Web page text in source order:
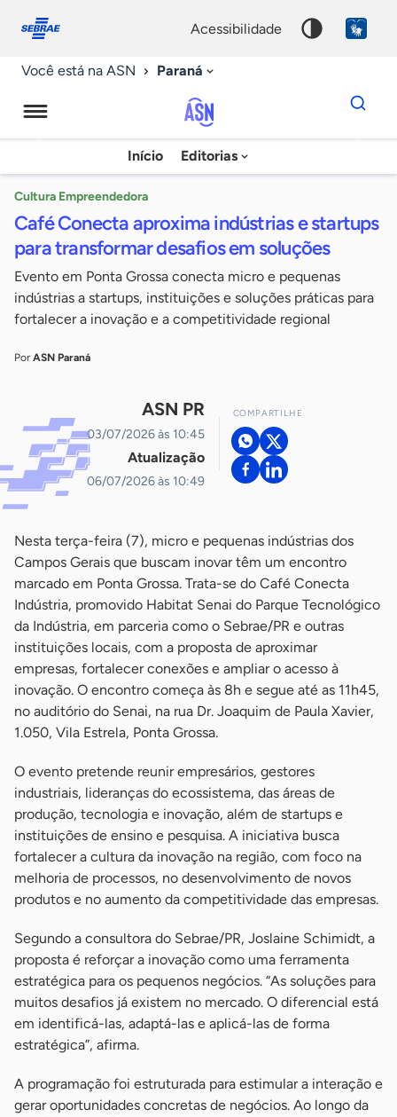
conosco
acessibilidade
Você está na ASN Paraná
Agência
Sebrae
Notícias
Início Editorias
Dados
para
chave
Cultura Empreendedora
Café Conecta aproxima indústrias e startups
para transformar desafios em soluções
Evento em Ponta Grossa conecta micro e pequenas
indústrias a startups, instituições e soluções práticas para
fortalecer a inovação e a competitividade regional
Por ASN Paraná
ASN PR
03/07/2026 às 10:45
Atualização
06/07/2026 às 10:49
COMPARTILHE
Nesta terça-feira (7), micro e pequenas indústrias dos
Campos Gerais que buscam inovar têm um encontro
marcado em Ponta Grossa. Trata-se do Café Conecta
Indústria, promovido Habitat Senai do Parque Tecnológico
da Indústria, em parceria como o Sebrae/PR e outras
instituições locais, com a proposta de aproximar
empresas, fortalecer conexões e ampliar o acesso à
inovação. O encontro começa às 8h e segue até as 11h45,
no auditório do Senai, na rua Dr. Joaquim de Paula Xavier,
1.050, Vila Estrela, Ponta Grossa.
O evento pretende reunir empresários, gestores
industriais, lideranças do ecossistema, das áreas de
produção, tecnologia e inovação, além de startups e
instituições de ensino e pesquisa. A iniciativa busca
fortalecer a cultura da inovação na região, com foco na
melhoria de processos, no desenvolvimento de novos
produtos e no aumento da competitividade das empresas.
Segundo a consultora do Sebrae/PR, Joslaine Schimidt, a
proposta é reforçar a inovação como uma ferramenta
estratégica para os pequenos negócios. “As soluções para
muitos desafios já existem no mercado. O diferencial está
em identificá-las, adaptá-las e aplicá-las de forma
estratégica”, afirma.
A programação foi estruturada para estimular a interação e
gerar oportunidades concretas de negócios. Ao longo da